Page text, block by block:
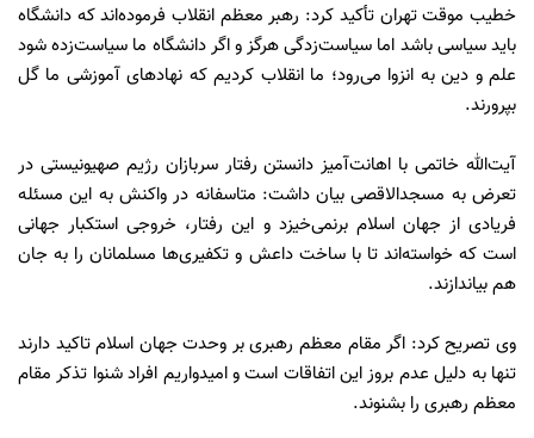
خطیب موقت تهران تأکید کرد: رهبر معظم انقلاب فرموده‌اند که دانشگاه
باید سیاسی باشد اما سیاست‌زدگی هرگز و اگر دانشگاه ما سیاست‌زده شود
علم و دین به انزوا می‌رود؛ ما انقلاب کردیم که نهادهای آموزشی ما گل
بپرورند.
آیت‌الله خاتمی با اهانت‌آمیز دانستن رفتار سربازان رژیم صهیونیستی در
تعرض به مسجدالاقصی بیان داشت: متاسفانه در واکنش به این مسئله
فریادی از جهان اسلام برنمی‌خیزد و این رفتار، خروجی استکبار جهانی
است که خواسته‌اند تا با ساخت داعش و تکفیری‌ها مسلمانان را به جان
هم بیاندازند.
وی تصریح کرد: اگر مقام معظم رهبری بر وحدت جهان اسلام تاکید دارند
تنها به دلیل عدم بروز این اتفاقات است و امیدواریم افراد شنوا تذکر مقام
معظم رهبری را بشنوند.